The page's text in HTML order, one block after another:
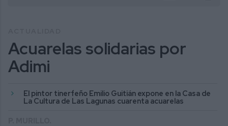
Acuarelas solidarias por
Adimi
El pintor tinerfeño Emilio Guitián expone en la Casa de
La Cultura de Las Lagunas cuarenta acuarelas